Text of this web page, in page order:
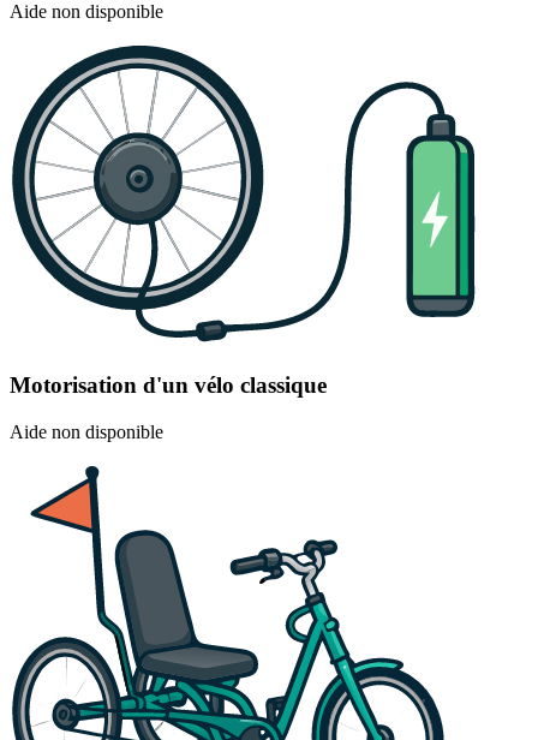
Aide non disponible
Motorisation d'un vélo classique
Aide non disponible